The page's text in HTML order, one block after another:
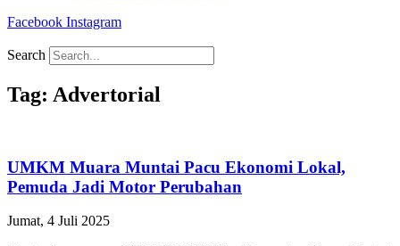
Facebook Instagram
Search
Tag: Advertorial
UMKM Muara Muntai Pacu Ekonomi Lokal,
Pemuda Jadi Motor Perubahan
Jumat, 4 Juli 2025